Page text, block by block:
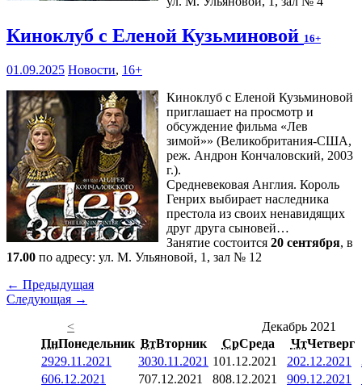
Киноклуб с Еленой Кузьминовой 16+
01.09.2025 Новости, 16+
Киноклуб с Еленой Кузьминовой
приглашает на просмотр и
обсуждение фильма «Лев
зимой»» (Великобритания-США,
реж. Андрон Кончаловский, 2003
г.).
Средневековая Англия. Король
Генрих выбирает наследника
престола из своих ненавидящих
друг друга сыновей…
Занятие состоится 20 сентября, в
17.00 по адресу: ул. М. Ульяновой, 1, зал № 12
← Предыдущая
Следующая →
<
Декабрь 2021
ПнПонедельник ВтВторник СрСреда ЧтЧетверг
2929.11.2021 3030.11.2021 101.12.2021 202.12.2021
606.12.2021 707.12.2021 808.12.2021 909.12.2021